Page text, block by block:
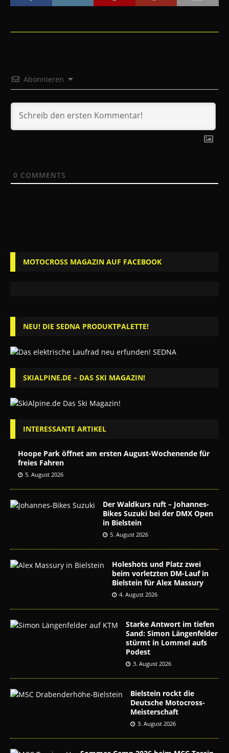
Abonnieren
0 COMMENTS
MOTOCROSS MAGAZIN AUF FACEBOOK
NEU! DIE SEDNA PRODUKTPALETTE!
SKIALPINE.DE – DAS SKI MAGAZIN!
INTERESSANTE ARTIKEL
Hoope Park öffnet am ersten August-Wochenende für
freies Fahren
5. August 2026
Der Waldkurs ruft – Johannes-
Bikes Suzuki bei der DMX Open
in Bielstein
5. August 2026
Holeshots und Platz zwei
beim vorletzten DM-Lauf in
Bielstein für Alex Massury
4. August 2026
Starke Antwort im tiefen
Sand: Simon Längenfelder
stürmt in Lommel aufs
Podest
3. August 2026
Bielstein rockt die
Deutsche Motocross-
Meisterschaft
3. August 2026